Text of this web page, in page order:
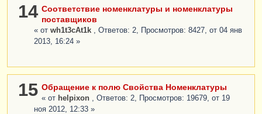
14 Соответствие номенклатуры и номенклатуры
поставщиков
« от wh1t3cAt1k
, Ответов: 2, Просмотров: 8427, от 04 янв
2013, 16:24 »
15 Обращение к полю Свойства Номенклатуры
« от helpixon
, Ответов: 2, Просмотров: 19679, от 19
ноя 2012, 12:33 »